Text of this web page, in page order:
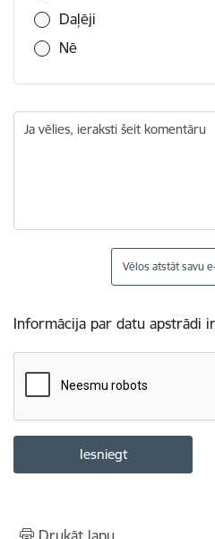
Daļēji
Nē
Ja vēlies, ieraksti šeit komentāru
Vēlos atstāt savu
Informācija par datu apstrādi
Drukāt lapu